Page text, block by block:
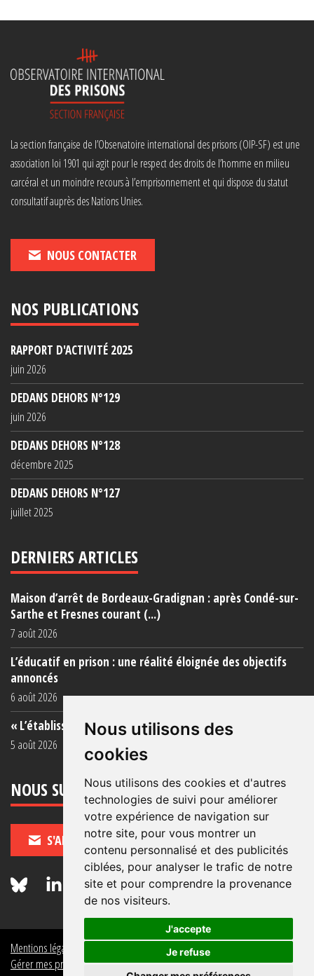
Nous utilisons des
cookies
Nous utilisons des cookies et d'autres
technologies de suivi pour améliorer
votre expérience de navigation sur
notre site, pour vous montrer un
contenu personnalisé et des publicités
ciblées, pour analyser le trafic de notre
site et pour comprendre la provenance
de nos visiteurs.
J'accepte
Je refuse
La section française de l’Observatoire international des prisons (OIP-SF) est une
association loi 1901 qui agit pour le respect des droits de l’homme en milieu
carcéral et un moindre recours à l’emprisonnement et qui dispose du statut
consultatif auprès des Nations Unies.
NOUS CONTACTER
NOS PUBLICATIONS
RAPPORT D'ACTIVITÉ 2025
juin 2026
DEDANS DEHORS N°129
juin 2026
DEDANS DEHORS N°128
décembre 2025
DEDANS DEHORS N°127
juillet 2025
DERNIERS ARTICLES
Maison d’arrêt de Bordeaux-Gradignan : après Condé-sur-
Sarthe et Fresnes courant (...)
7 août 2026
L’éducatif en prison : une réalité éloignée des objectifs
annoncés
6 août 2026
« L’établissement est une porcherie totale »
5 août 2026
NOUS SUIVRE
S'ABONNER
Mentions légales
Politique de données personnelles
Gérer mes préférences de données personnelles